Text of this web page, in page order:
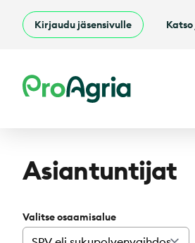
Kirjaudu jäsensivulle
ProAgria
Asiantuntijat
Valitse osaamisalue